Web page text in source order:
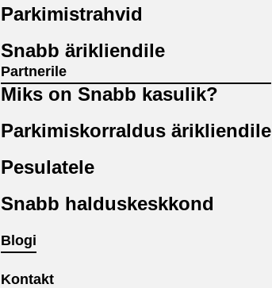
Parkimistrahvid
Snabb ärikliendile
Partnerile
Miks on Snabb kasulik?
Parkimiskorraldus ärikliendile
Pesulatele
Snabb halduskeskkond
Blogi
Kontakt